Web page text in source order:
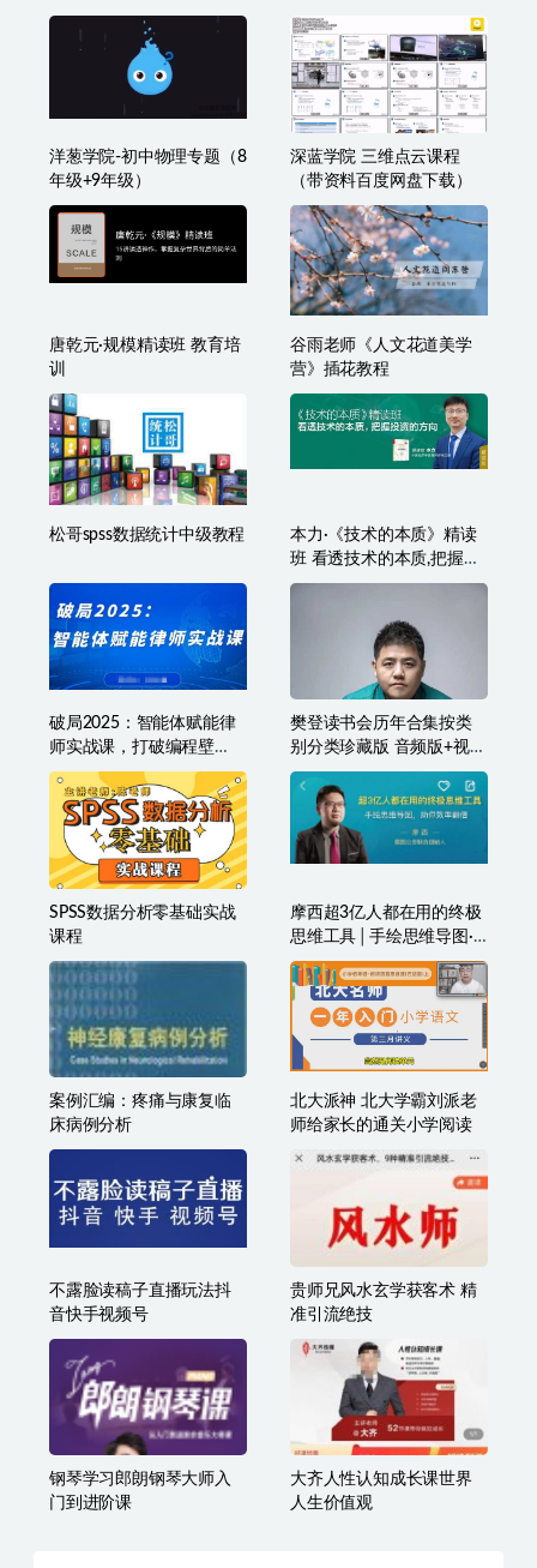
洋葱学院-初中物理专题（8
年级+9年级）
深蓝学院 三维点云课程
（带资料百度网盘下载）
唐乾元·规模精读班 教育培
训
谷雨老师《人文花道美学
营》插花教程
松哥spss数据统计中级教程
本力·《技术的本质》精读
班 看透技术的本质,把握投
资的方向
破局2025：智能体赋能律
师实战课，打破编程壁
垒，完成复杂任务，沉淀
专属知识，赋能律师实务
樊登读书会历年合集按类
别分类珍藏版 音频版+视频
版
SPSS数据分析零基础实战
课程
摩西超3亿人都在用的终极
思维工具│手绘思维导图·
助你效率翻倍
案例汇编：疼痛与康复临
床病例分析
北大派神 北大学霸刘派老
师给家长的通关小学阅读
不露脸读稿子直播玩法抖
音快手视频号
贵师兄风水玄学获客术 精
准引流绝技
钢琴学习郎朗钢琴大师入
门到进阶课
大齐人性认知成长课世界
人生价值观